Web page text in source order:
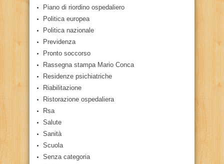
Piano di riordino ospedaliero
Politica europea
Politica nazionale
Previdenza
Pronto soccorso
Rassegna stampa Mario Conca
Residenze psichiatriche
Riabilitazione
Ristorazione ospedaliera
Rsa
Salute
Sanità
Scuola
Senza categoria